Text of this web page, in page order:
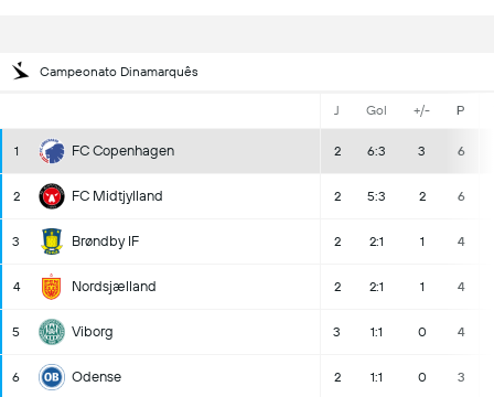
Campeonato Dinamarquês
J Gol +/- P
1 FC Copenhagen 2 6:3 3 6
2 FC Midtjylland 2 5:3 2 6
3 Brøndby IF 2 2:1 1 4
4 Nordsjælland 2 2:1 1 4
5 Viborg 3 1:1 0 4
6 Odense 2 1:1 0 3